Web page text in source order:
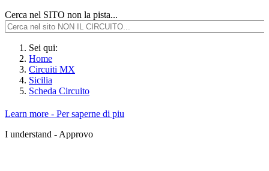
Cerca nel SITO non la pista...
Sei qui:
Home
Circuiti MX
Sicilia
Scheda Circuito
Learn more - Per saperne di piu
I understand - Approvo